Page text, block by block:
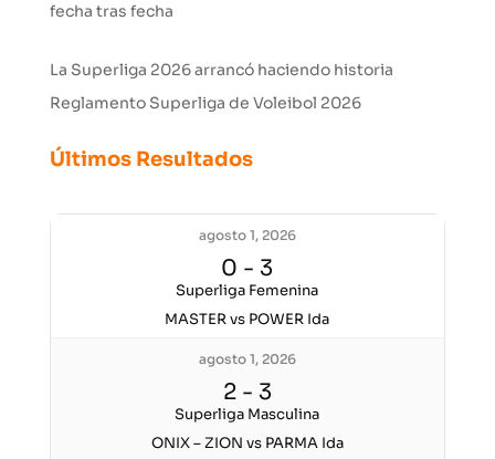
fecha tras fecha
La Superliga 2026 arrancó haciendo historia
Reglamento Superliga de Voleibol 2026
Últimos Resultados
agosto 1, 2026
0 - 3
Superliga Femenina
MASTER vs POWER Ida
agosto 1, 2026
2- 3
Superliga Masculina
ONIX – ZION vs PARMA Ida